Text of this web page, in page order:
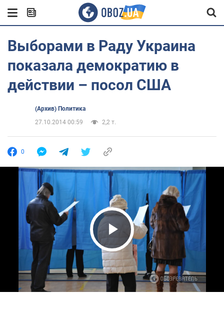
Выборами в Раду Украина
показала демократию в
действии – посол США
(Архив) Политика
27.10.2014 00:59
2,2 т.
0
Play Video